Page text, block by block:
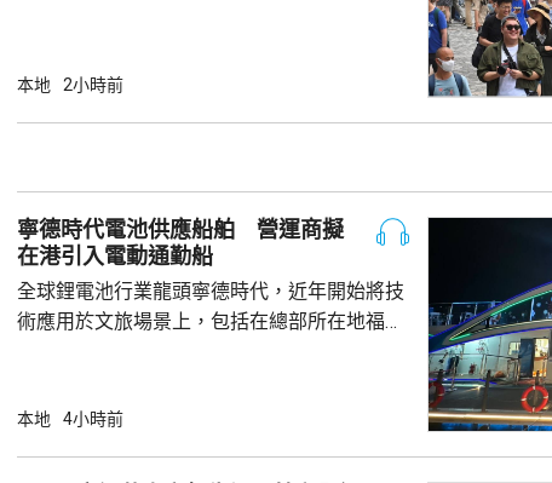
客有一定消費力，問題是如何令他們留港更
均消費下降是正常。 疫情後旅客模式轉變，旅
客來港不只購物，更追求體驗式...
本地 2小時前
寧德時代電池供應船舶 營運商擬
在港引入電動通勤船
全球鋰電池行業龍頭寧德時代，近年開始將技
術應用於文旅場景上，包括在總部所在地福建
貴，但預料3至5年後將會回本，希望未來將電
本地 4小時前